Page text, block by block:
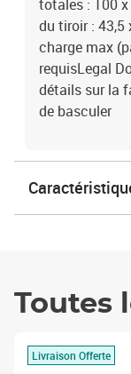
totales : 100
du tiroir : 43,5
charge max
requisLegal
détails sur la
de basculer
Toutes
Livraison Offerte